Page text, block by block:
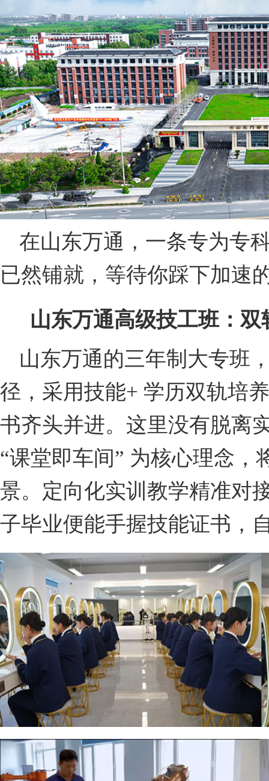
在山东万通，一条专为专
已然铺就，等待你踩下加速
山东万通高级技工班：
山东万通的三年制大专班
径，采用技能+ 学历双轨培
书齐头并进。这里没有脱离
“课堂即车间” 为核心理念，
景。定向化实训教学精准对
子毕业便能手握技能证书，